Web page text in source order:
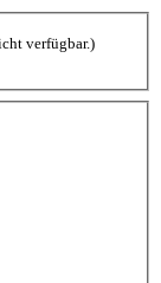
verfügbar.)